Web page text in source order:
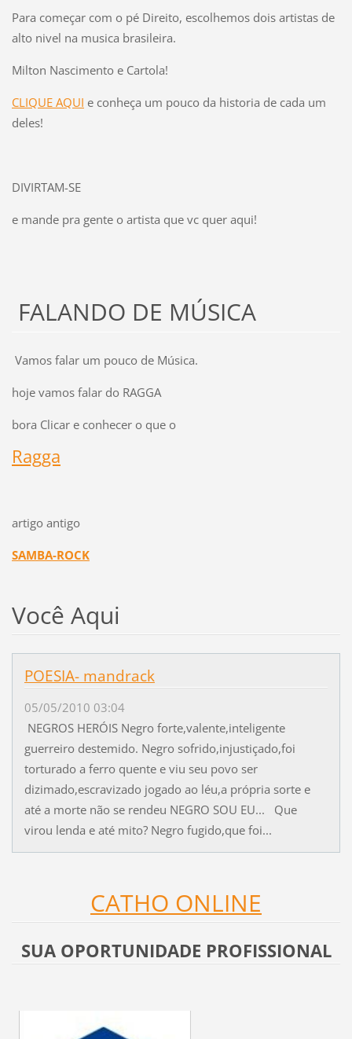
Para começar com o pé Direito, escolhemos dois artistas de
alto nivel na musica brasileira.
Milton Nascimento e Cartola!
CLIQUE AQUI e conheça um pouco da historia de cada um
deles!
DIVIRTAM-SE
e mande pra gente o artista que vc quer aqui!
FALANDO DE MÚSICA
Vamos falar um pouco de Música.
hoje vamos falar do RAGGA
bora Clicar e conhecer o que o
Ragga
artigo antigo
SAMBA-ROCK
Você Aqui
POESIA- mandrack
05/05/2010 03:04
NEGROS HERÓIS Negro forte,valente,inteligente
guerreiro destemido. Negro sofrido,injustiçado,foi
torturado a ferro quente e viu seu povo ser
dizimado,escravizado jogado ao léu,a própria sorte e
até a morte não se rendeu NEGRO SOU EU... Que
virou lenda e até mito? Negro fugido,que foi...
CATHO ONLINE
SUA OPORTUNIDADE PROFISSIONAL